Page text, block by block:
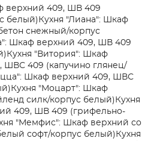
верхний 409, ШВ 409
белый) Кухня "Лиана": Шкаф
снежный/корпус
Шкаф верхний 409, ШВ 409
Кухня "Витория": Шкаф
ШВС 409 (капучино глянец/
Шкаф верхний 409, ШВС
Кухня "Моцарт": Шкаф
силк/корпус белый) Кухня
409, ШВ 409 (грифельно-
"Мемфис": Шкаф верхний со
софт/корпус белый) Кухня